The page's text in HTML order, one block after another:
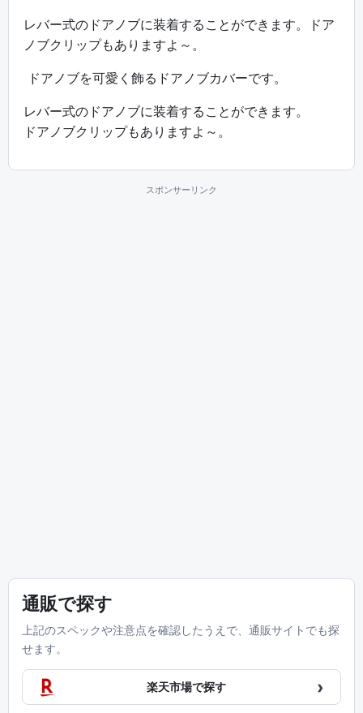
レバー式のドアノブに装着することができます。ドア
ノブクリップもありますよ～。
ドアノブを可愛く飾るドアノブカバーです。
レバー式のドアノブに装着することができます。
ドアノブクリップもありますよ～。
スポンサーリンク
通販で探す
上記のスペックや注意点を確認したうえで、通販サイトでも探
せます。
楽天市場で探す ›